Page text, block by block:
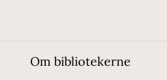
Om bibliotekerne